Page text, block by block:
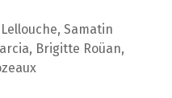
Samatin
Brigitte Roüan,